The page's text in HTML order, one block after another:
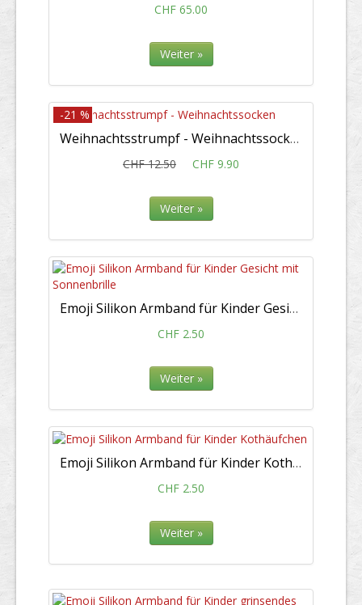
CHF 65.00
Weiter »
-21 %
Weihnachtsstrumpf - Weihnachtssocken
CHF 12.50 CHF 9.90
Weiter »
Emoji Silikon Armband für Kinder Gesicht mit Sonnenbrille
CHF 2.50
Weiter »
Emoji Silikon Armband für Kinder Kothäufchen
CHF 2.50
Weiter »